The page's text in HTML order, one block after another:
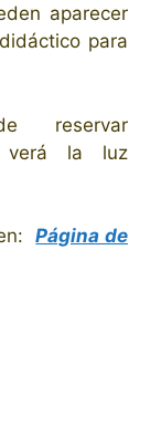
aparecer
para
reservar
verá la luz
en:Página de